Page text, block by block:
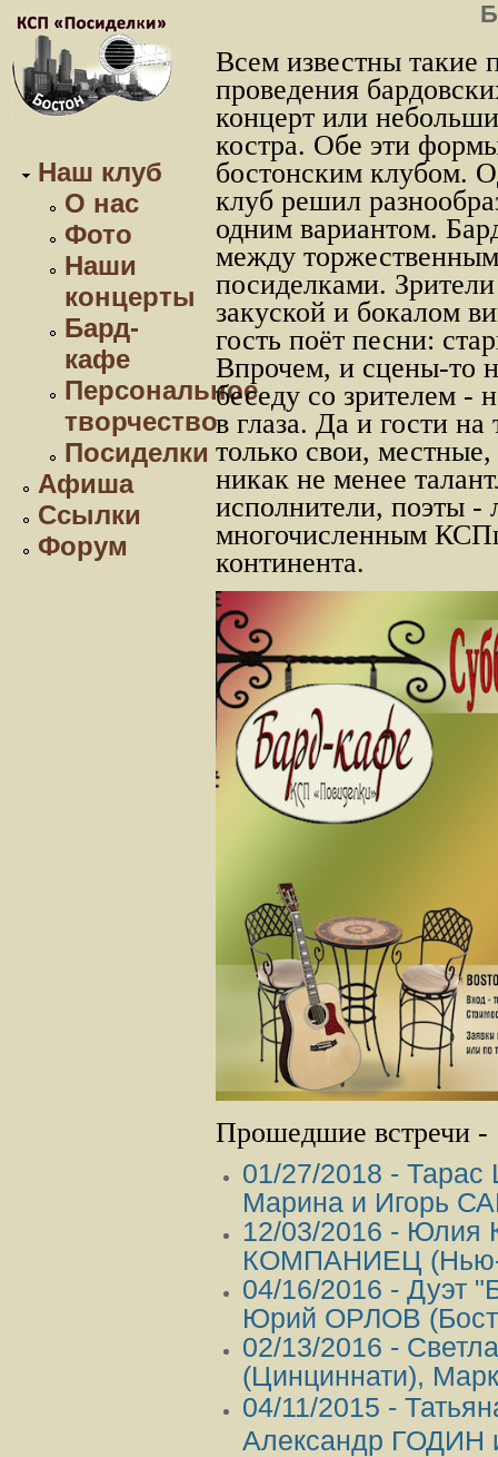
Наш клуб
О нас
Фото
Наши
концерты
Бард-
кафе
Персональное
творчество
Посиделки
Афиша
Ссылки
Форум
Всем известны такие
проведения
концерт или
костра. Обе эти
бостонским клубом.
клуб решил
одним вариантом.
между
посиделками.
закуской и бокалом
гость поёт песни:
Впрочем, и сцены-то
беседу со зрителем -
в глаза. Да и гости
только свои,
никак не менее
исполнители, поэты
многочисленным
континента.
Прошедшие встречи -
01/27/2018 -
Марина и Игорь
12/03/2016 - Юлия
КOМПАНИЕЦ
04/16/2016 - Дуэт
Юрий ОРЛОВ
02/13/2016 -
(Цинциннати),
04/11/2015 -
Александр